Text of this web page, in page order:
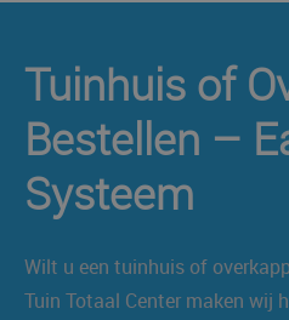
Tuinhuis of
Bestellen –
Systeem
Wilt u een tuinhuis of
Tuin Totaal Center maken wij